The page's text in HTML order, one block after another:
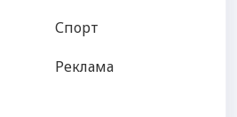
Спорт
Реклама